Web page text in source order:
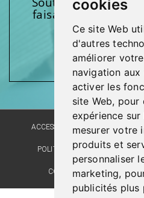
cookies
Ce site Web
d'autres
améliorer
navigation
activer les
site Web, pour
expérience sur
mesurer votre
produits et
personnaliser
marketing,
publicités plus
faisant un don et
Donnez
ACCESSIBILITÉ PLAN DU SITE
POLITIQUE DE
COMMENTAIRES,